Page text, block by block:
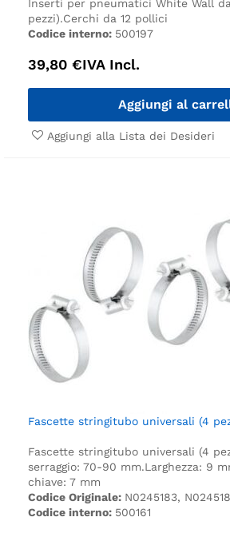
Inserti per pneumatici White Wall
pezzi).Cerchi da 12 pollici
Codice interno: 500197
39,80 €IVA Incl.
Aggiungi al
Aggiungi alla Lista dei Desideri
Fascette stringitubo universali (4
Fascette stringitubo universali (4
serraggio: 70-90 mm.Larghezza: 9
chiave: 7 mm
Codice Originale: N0245183,
Codice interno: 500161